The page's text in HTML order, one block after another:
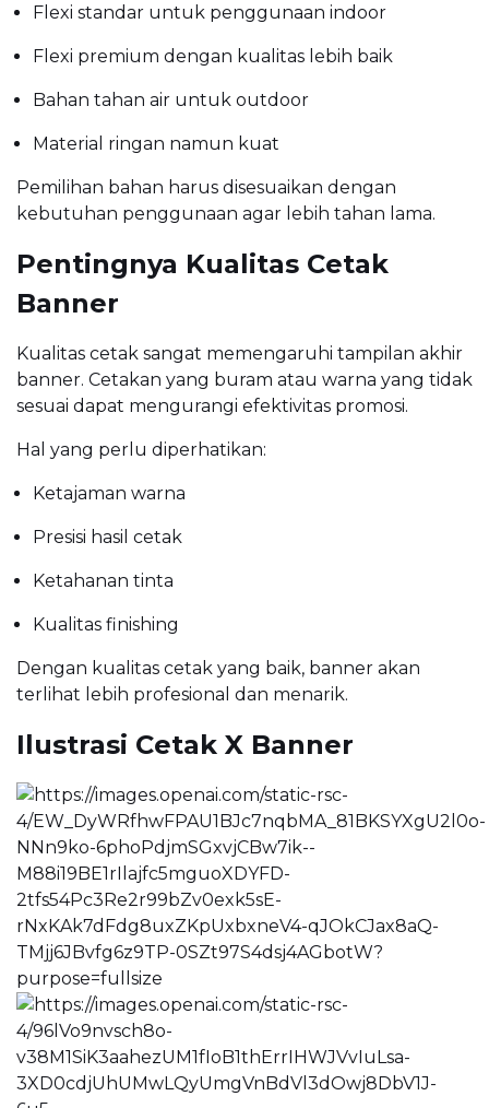
Flexi standar untuk penggunaan indoor
Flexi premium dengan kualitas lebih baik
Bahan tahan air untuk outdoor
Material ringan namun kuat
Pemilihan bahan harus disesuaikan dengan
kebutuhan penggunaan agar lebih tahan lama.
Pentingnya Kualitas Cetak
Banner
Kualitas cetak sangat memengaruhi tampilan akhir
banner. Cetakan yang buram atau warna yang tidak
sesuai dapat mengurangi efektivitas promosi.
Hal yang perlu diperhatikan:
Ketajaman warna
Presisi hasil cetak
Ketahanan tinta
Kualitas finishing
Dengan kualitas cetak yang baik, banner akan
terlihat lebih profesional dan menarik.
Ilustrasi Cetak X Banner